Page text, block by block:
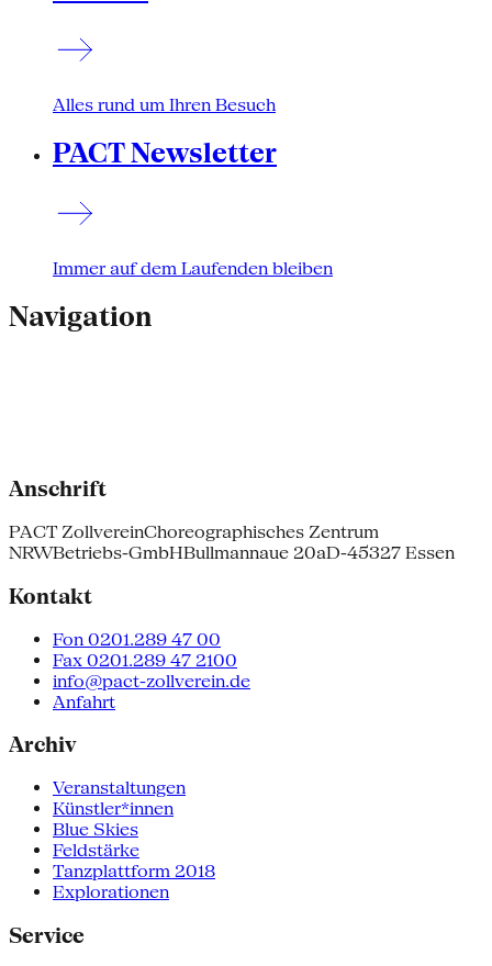
Alles rund um Ihren Besuch
PACT Newsletter
Immer auf dem Laufenden bleiben
Navigation
Anschrift
PACT ZollvereinChoreographisches Zentrum
NRWBetriebs-GmbHBullmannaue 20aD-45327 Essen
Kontakt
Fon 0201.289 47 00
Fax 0201.289 47 2100
info@pact-zollverein.de
Anfahrt
Archiv
Veranstaltungen
Künstler*innen
Blue Skies
Feldstärke
Tanzplattform 2018
Explorationen
Service